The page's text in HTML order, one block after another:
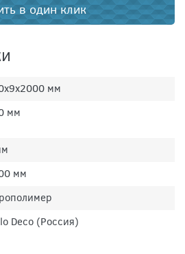
в один клик
мм
мм
мм
Deco (Россия)